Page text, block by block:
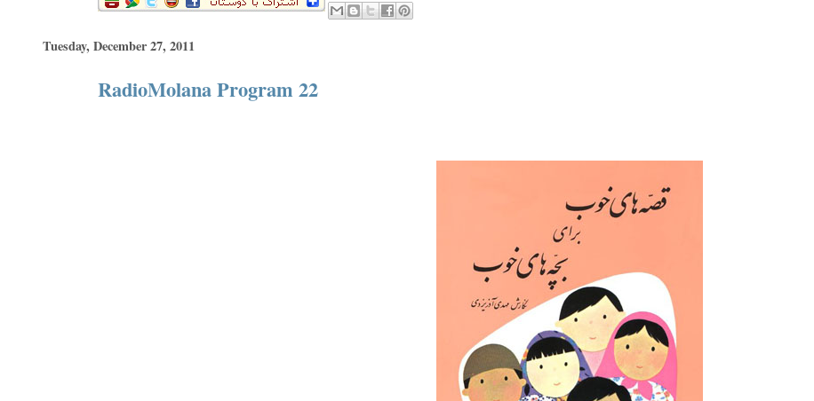
Tuesday, December 27, 2011
RadioMolana Program 22